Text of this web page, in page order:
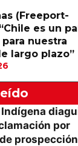
(Freeport-
es un
nuestra
largo plazo”
por
prospección